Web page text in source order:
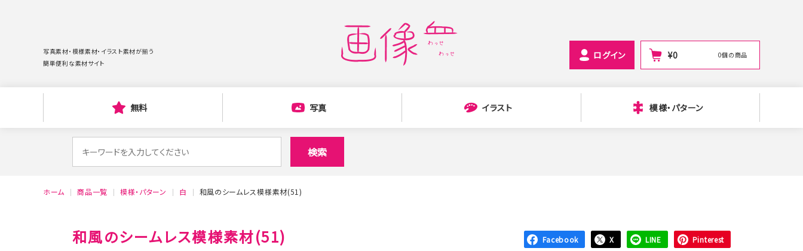
写真素材・模様素材・イラスト素材が揃う
簡単便利な素材サイト
ログイン ¥0 0個の商品
無料 写真 イラスト 模様・パターン
象:
検索
ホーム 商品一覧 模様・パターン 白 和風のシームレス模様素材(51)
和風のシームレス模様素材(51) Facebook X LINE Pinterest